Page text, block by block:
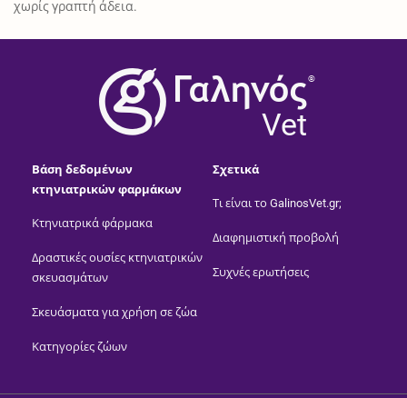
χωρίς γραπτή άδεια.
®
Vet
Βάση δεδομένων
κτηνιατρικών φαρμάκων
Κτηνιατρικά φάρμακα
Δραστικές ουσίες κτηνιατρικών
σκευασμάτων
Σκευάσματα για χρήση σε ζώα
Κατηγορίες ζώων
Σχετικά
Τι είναι το GalinosVet.gr;
Διαφημιστική προβολή
Συχνές ερωτήσεις